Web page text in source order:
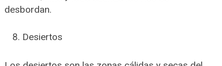
desbordan.
Desiertos